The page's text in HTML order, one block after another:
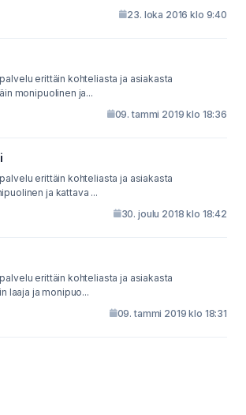
23. loka 2016 klo 9:40
erittäin kohteliasta ja asiakasta
monipuolinen ja...
09. tammi 2019 klo 18:36
erittäin kohteliasta ja asiakasta
ja kattava ...
30. joulu 2018 klo 18:42
erittäin kohteliasta ja asiakasta
laaja ja monipuo...
09. tammi 2019 klo 18:31